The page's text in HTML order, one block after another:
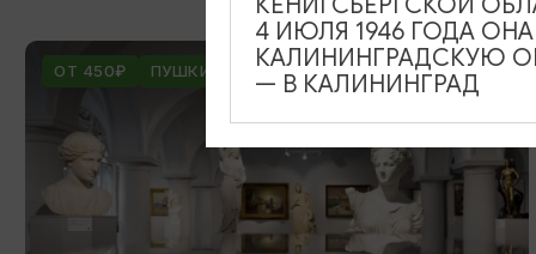
ОТ 450₽ ПУШКИНСКАЯ КАРТА
4 ИЮЛЯ 1946 ГОДА
КАЛИНИНГРАДСКУЮ
— В КАЛИНИНГРАД